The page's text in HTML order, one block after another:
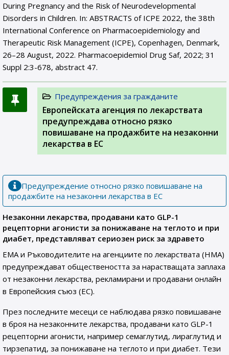
During Pregnancy and the Risk of Neurodevelopmental
Disorders in Children. In: ABSTRACTS of ICPE 2022, the 38th
International Conference on Pharmacoepidemiology and
Therapeutic Risk Management (ICPE), Copenhagen, Denmark,
26–28 August, 2022. Pharmacoepidemiol Drug Saf, 2022; 31
Suppl 2:3-678, abstract 47.
Предупреждения за гражданите
Европейската агенция по лекарствата
предупреждава относно рязко
повишаване на продажбите на незаконни
лекарства в ЕС
Предупреждение относно рязко повишаване на
продажбите на незаконни лекарства в ЕС
Незаконни лекарства, продавани като GLP-1
рецепторни агонисти за понижаване на теглото и при
диабет, представляват сериозен риск за здравето
EMA и Ръководителите на агенциите по лекарствата (HMA)
предупреждават обществеността за нарастващата заплаха
от незаконни лекарства, рекламирани и продавани онлайн
в Европейския съюз (EС).
През последните месеци се наблюдава рязко повишаване
в броя на незаконните лекарства, продавани като GLP-1
рецепторни агонисти, например семаглутид, лираглутид и
тирзепатид, за понижаване на теглото и при диабет. Тези